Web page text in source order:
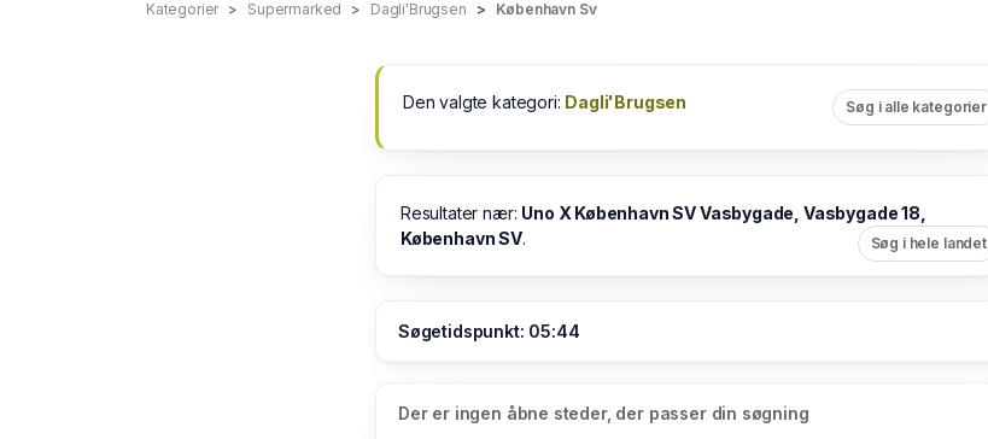
Kategorier Supermarked Dagli'Brugsen København Sv
Den valgte kategori: Dagli'Brugsen Søg i alle kategorier
Resultater nær: Uno X København SV Vasbygade, Vasbygade 18,
København SV. Søg i hele landet
Søgetidspunkt: 05:44
Der er ingen åbne steder, der passer din søgning